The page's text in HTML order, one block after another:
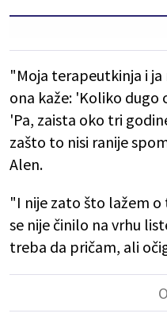
"Moja terapeutkinja i
ona kaže: 'Koliko dugo
'Pa, zaista oko tri
zašto to nisi ranije
Alen.
"I nije zato što lažem
se nije činilo na vrhu
treba da pričam, ali